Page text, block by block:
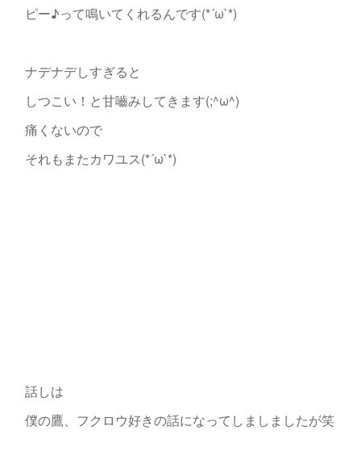
ピー♪って鳴いてくれるんです(*´ω`*)
ナデナデしすぎると
しつこい！と甘嚙みしてきます(;^ω^)
痛くないので
それもまたカワユス(*´ω`*)
話しは
僕の鷹、フクロウ好きの話になってしましましたが笑